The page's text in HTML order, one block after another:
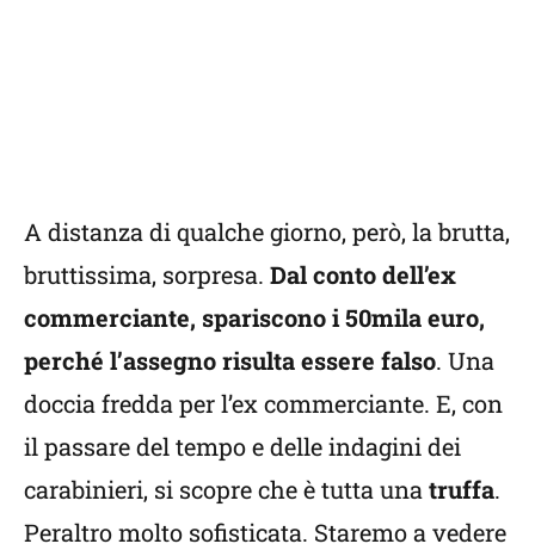
A distanza di qualche giorno, però, la brutta,
bruttissima, sorpresa. Dal conto dell’ex
commerciante, spariscono i 50mila euro,
perché l’assegno risulta essere falso. Una
doccia fredda per l’ex commerciante. E, con
il passare del tempo e delle indagini dei
carabinieri, si scopre che è tutta unatruffa.
Peraltro molto sofisticata. Staremo a vedere